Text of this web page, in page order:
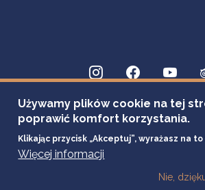
Używamy plików cookie na tej
poprawić komfort korzystania.
Klikając przycisk „Akceptuj”, wyrażasz na
Więcej informacji
Nie,